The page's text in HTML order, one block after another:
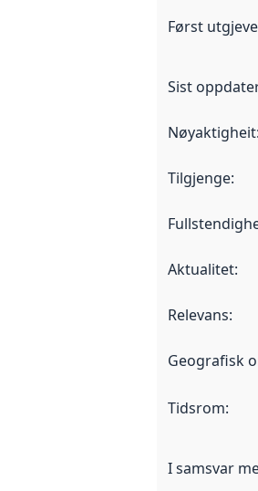
Først utgjeve
Sist
Nøyaktigheit:
Tilgjenge:
Aktualitet:
Relevans:
Geografisk
Tidsrom:
I samsvar